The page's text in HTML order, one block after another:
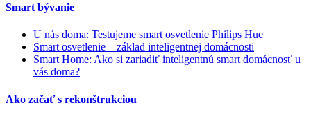
Smart bývanie
U nás doma: Testujeme smart osvetlenie Philips Hue
Smart osvetlenie – základ inteligentnej domácnosti
Smart Home: Ako si zariadiť inteligentnú smart domácnosť u
vás doma?
Ako začať s rekonštrukciou